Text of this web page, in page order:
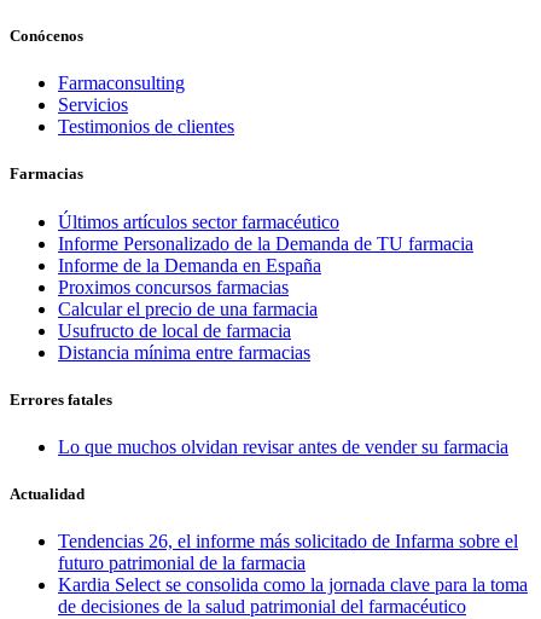
Conócenos
Farmaconsulting
Servicios
Testimonios de clientes
Farmacias
Últimos artículos sector farmacéutico
Informe Personalizado de la Demanda de TU farmacia
Informe de la Demanda en España
Proximos concursos farmacias
Calcular el precio de una farmacia
Usufructo de local de farmacia
Distancia mínima entre farmacias
Errores fatales
Lo que muchos olvidan revisar antes de vender su farmacia
Actualidad
Tendencias 26, el informe más solicitado de Infarma sobre el
futuro patrimonial de la farmacia
Kardia Select se consolida como la jornada clave para la toma
de decisiones de la salud patrimonial del farmacéutico